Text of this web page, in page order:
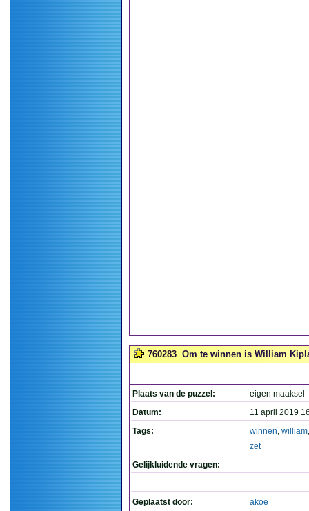
760283 Om te winnen is William
Plaats van de puzzel:
eigen maaksel
Datum:
11 april 2019
Tags:
winnen, william
zet
Gelijkluidende vragen:
Geplaatst door: akoe